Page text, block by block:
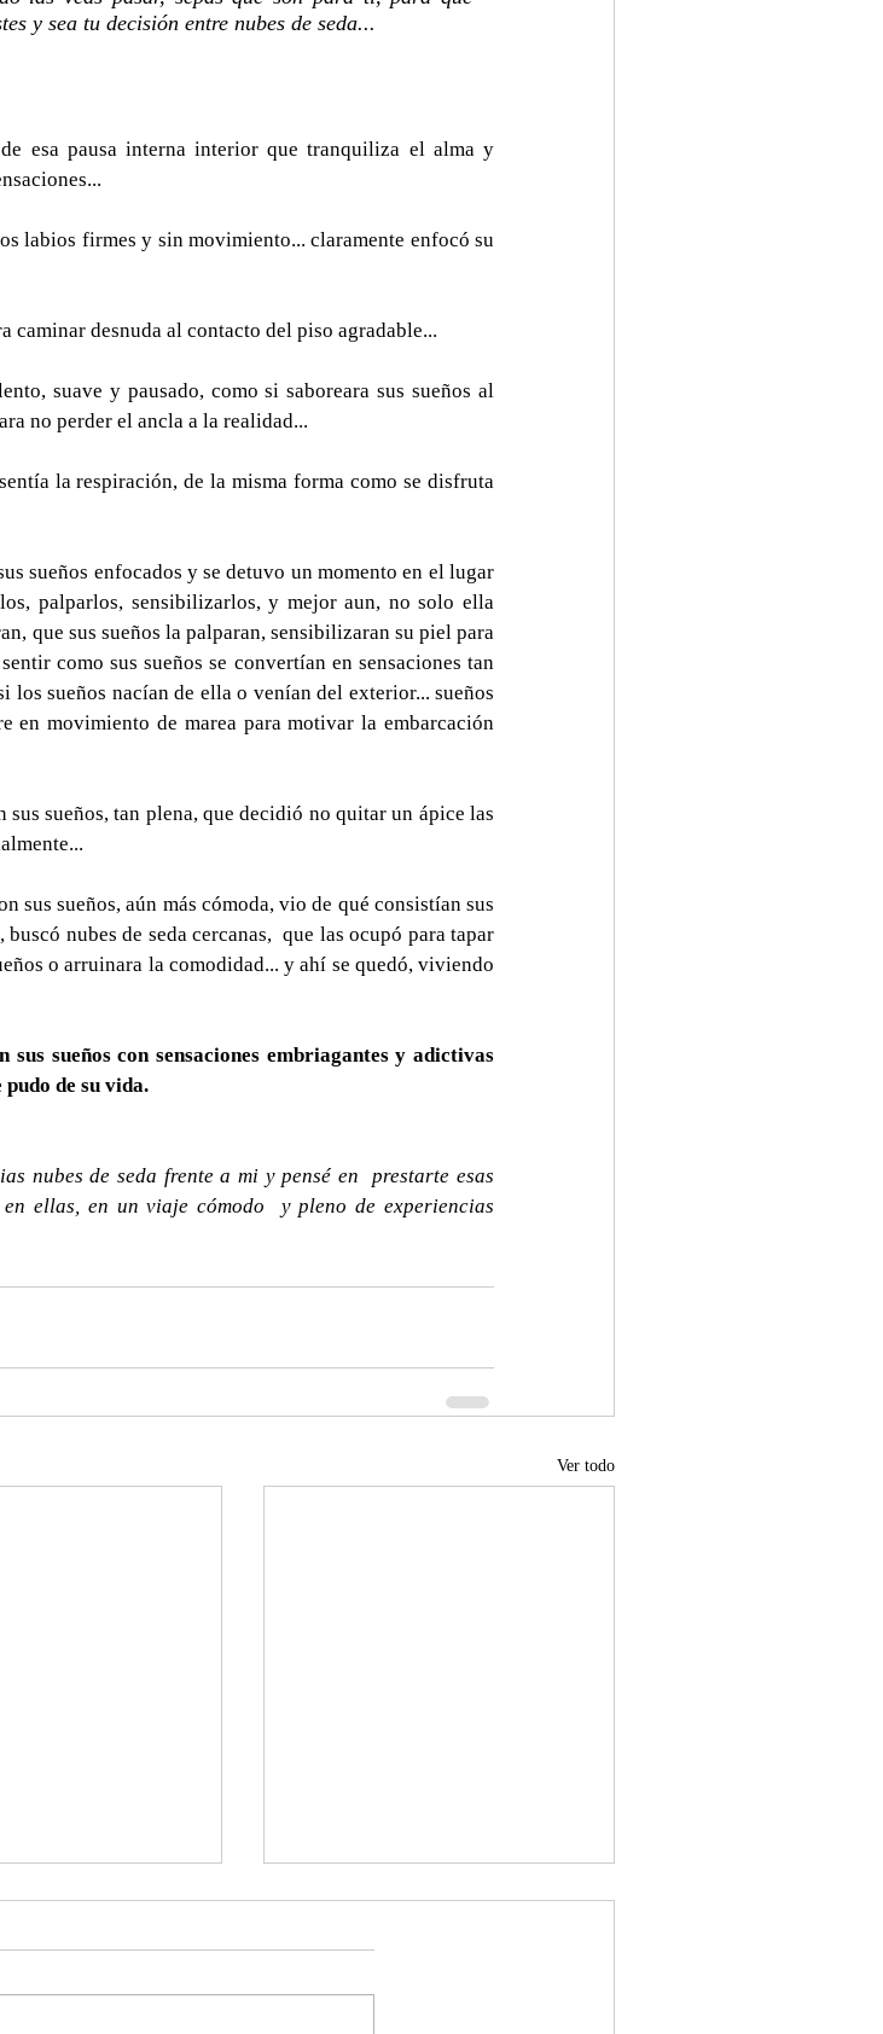
y sea tu decisión entre nubes de seda...
esa pausa interna interior que tranquiliza el alma y
labios firmes y sin movimiento... claramente enfocó su
caminar desnuda al contacto del piso agradable...
suave y pausado, como si saboreara sus sueños al
no perder el ancla a la realidad...
la respiración, de la misma forma como se disfruta
sueños enfocados y se detuvo un momento en el lugar
palparlos, sensibilizarlos, y mejor aun, no solo ella
que sus sueños la palparan, sensibilizaran su piel para
como sus sueños se convertían en sensaciones tan
los sueños nacían de ella o venían del exterior... sueños
en movimiento de marea para motivar la embarcación
sueños, tan plena, que decidió no quitar un ápice las
sus sueños, aún más cómoda, vio de qué consistían sus
nubes de seda cercanas,  que las ocupó para tapar
o arruinara la comodidad... y ahí se quedó, viviendo
sueños con sensaciones embriagantes y adictivas
de su vida.
nubes de seda frente a mi y pensé en  prestarte esas
ellas, en un viaje cómodo  y pleno de experiencias
Ver todo